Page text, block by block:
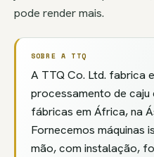
pode render mais.
SOBRE A TTQ
A TTQ Co. Ltd. fabrica
processamento de caju
fábricas em África, na
Fornecemos máquinas
mão, com instalação,